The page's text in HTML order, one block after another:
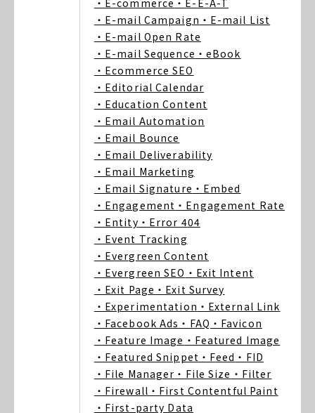
・E-commerce ・E-E-A-T
・E-mail Campaign ・E-mail List
・E-mail Open Rate
・E-mail Sequence ・eBook
・Ecommerce SEO
・Editorial Calendar
・Education Content
・Email Automation
・Email Bounce
・Email Deliverability
・Email Marketing
・Email Signature ・Embed
・Engagement ・Engagement Rate
・Entity ・Error 404
・Event Tracking
・Evergreen Content
・Evergreen SEO ・Exit Intent
・Exit Page ・Exit Survey
・Experimentation ・External Link
・Facebook Ads ・FAQ ・Favicon
・Feature Image ・Featured Image
・Featured Snippet ・Feed ・FID
・File Manager ・File Size ・Filter
・Firewall ・First Contentful Paint
・First-party Data